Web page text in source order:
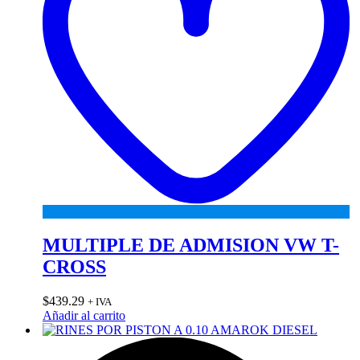
MULTIPLE DE ADMISION VW T-
CROSS
$439.29 + IVA
Añadir al carrito